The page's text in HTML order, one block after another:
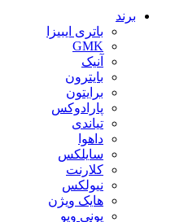
برند
باتری ایبیزا
GMK
آنیک
بایترون
برایتون
پارادوکس
تیاندی
داهوا
سایلکس
کلارنت
نیولکس
هایک ویژن
یونی ویو